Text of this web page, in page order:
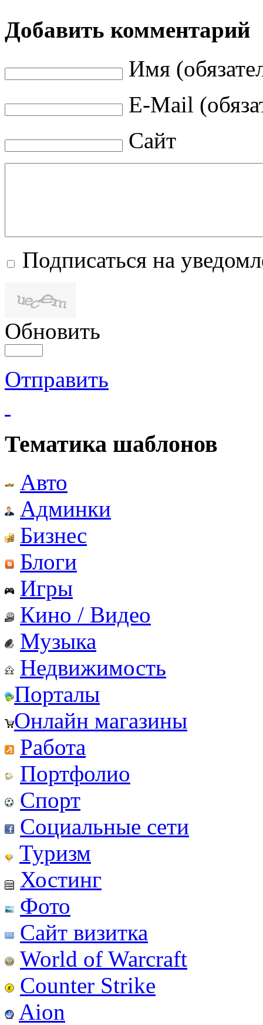
Добавить комментарий
Имя
E-Mail
Сайт
Подписаться на
Обновить
Отправить
Тематика шаблонов
Авто
Админки
Бизнес
Блоги
Игры
Кино / Видео
Музыка
Недвижимость
Порталы
Онлайн магазины
Работа
Портфолио
Спорт
Социальные сети
Туризм
Хостинг
Фото
Сайт визитка
World of Warcraft
Counter Strike
Aion